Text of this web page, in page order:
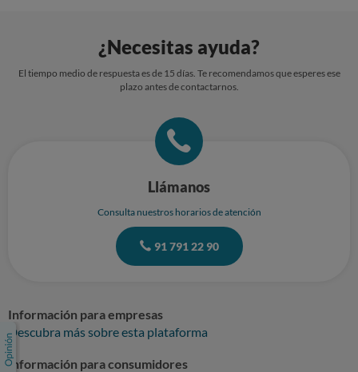
¿Necesitas ayuda?
El tiempo medio de respuesta es de 15 días. Te recomendamos que esperes ese
plazo antes de contactarnos.
Llámanos
Consulta nuestros horarios de atención
91 791 22 90
Información para empresas
Descubra más sobre esta plataforma
Información para consumidores